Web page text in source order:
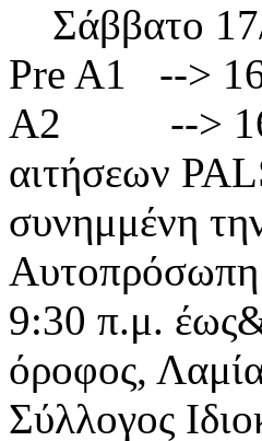
Σάββατο
Pre A1 -->
A2 -->
αιτήσεων
συνημμένη
Αυτοπρόσωπη
9:30 π.μ.
όροφος,
Σύλλογος